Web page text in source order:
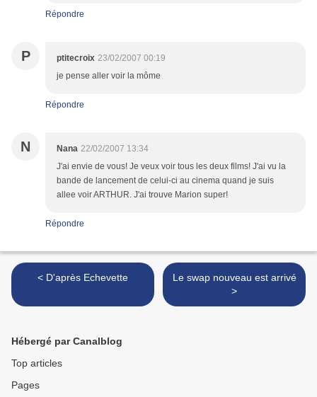
Répondre
P ptitecroix 23/02/2007 00:19
je pense aller voir la môme
Répondre
N Nana 22/02/2007 13:34
J'ai envie de vous! Je veux voir tous les deux films! J'ai vu la
bande de lancement de celui-ci au cinema quand je suis
allee voir ARTHUR. J'ai trouve Marion super!
Répondre
< D'après Echevette
Le swap nouveau est arrivé
>
Hébergé par Canalblog
Top articles
Pages